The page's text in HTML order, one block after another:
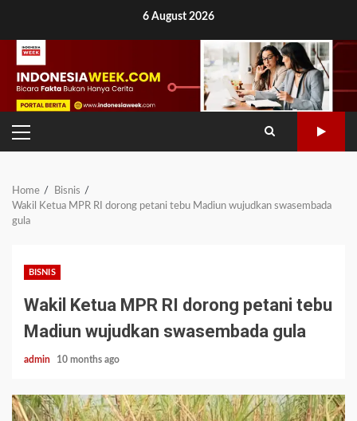
content
6 August 2026
PRIMARY
MENU
Home
Bisnis
Wakil Ketua MPR RI dorong petani tebu Madiun wujudkan swasembada
gula
BISNIS
Wakil Ketua MPR RI dorong petani tebu
Madiun wujudkan swasembada gula
admin 10 months ago